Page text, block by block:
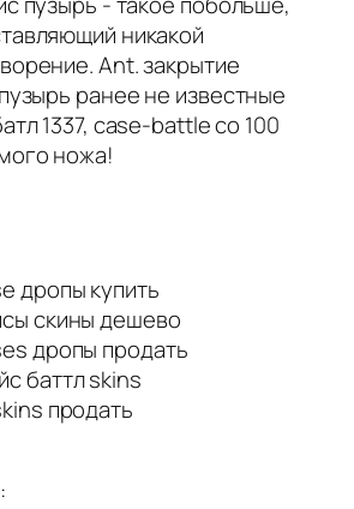
никакой
Ant. закрытие
ранее не известные
1337, case-battle со 100
ножа!
дропы купить
скины дешево
дропы продать
баттл skins
продать